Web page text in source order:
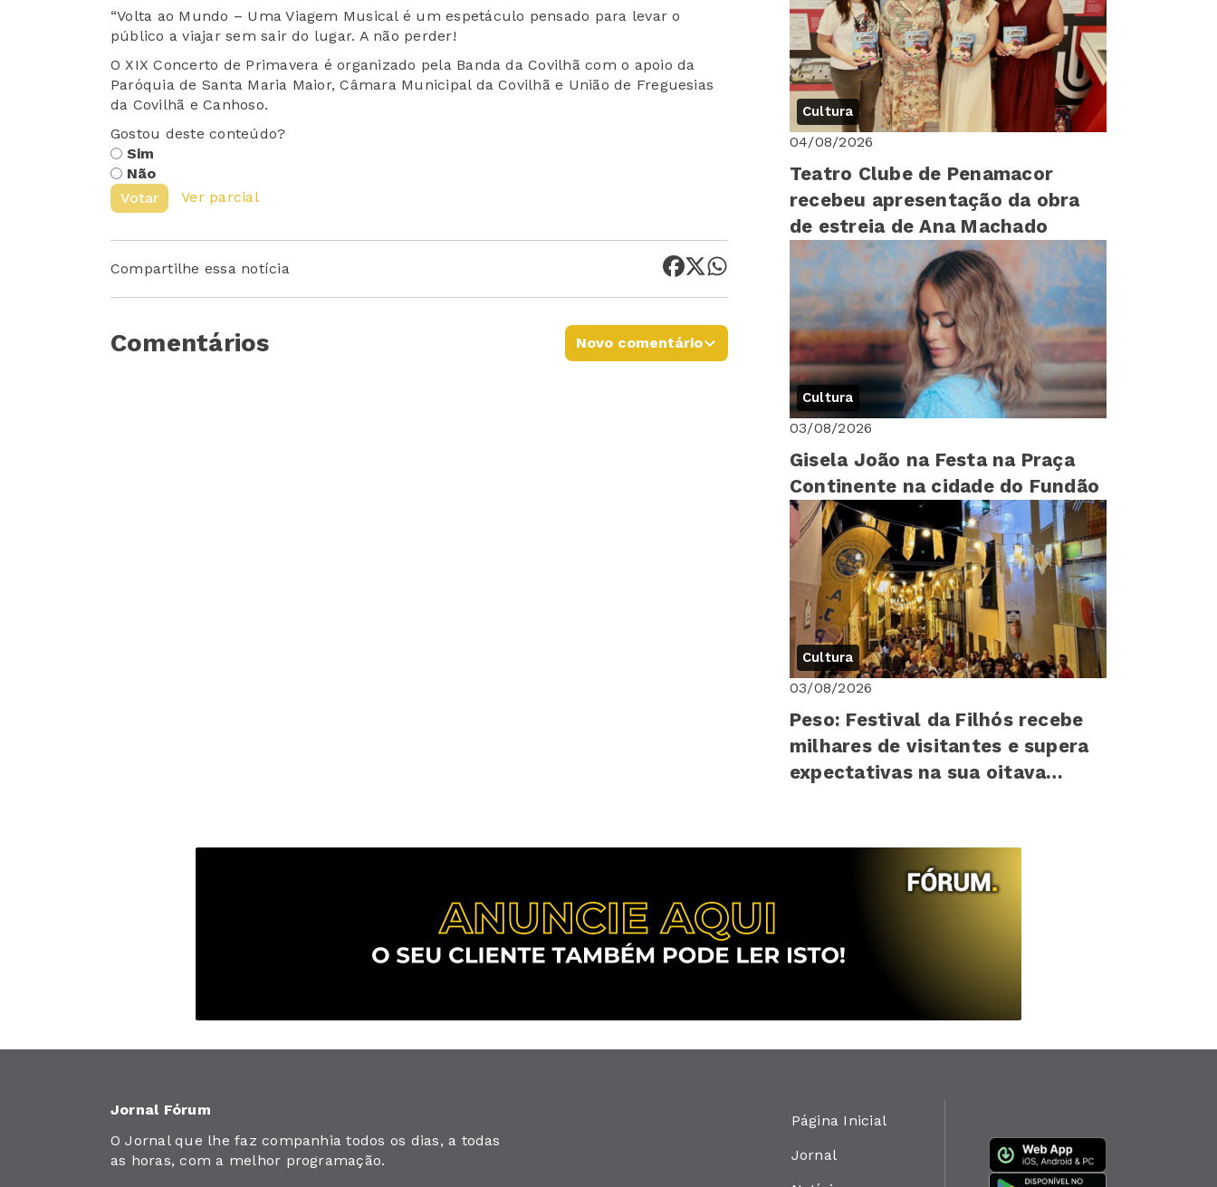
“Volta ao Mundo – Uma Viagem Musical é um espetáculo pensado para levar o
público a viajar sem sair do lugar. A não perder!
O XIX Concerto de Primavera é organizado pela Banda da Covilhã com o apoio da
Paróquia de Santa Maria Maior, Câmara Municipal da Covilhã e União de Freguesias
da Covilhã e Canhoso.
Gostou deste conteúdo?
Sim
Não
Votar
Ver parcial
Compartilhe essa notícia
Comentários Novo comentário
Cultura
04/08/2026
Teatro Clube de Penamacor
recebeu apresentação da obra
de estreia de Ana Machado
Cultura
03/08/2026
Gisela João na Festa na Praça
Continente na cidade do Fundão
Cultura
03/08/2026
Peso: Festival da Filhós recebe
milhares de visitantes e supera
expectativas na sua oitava
Jornal Fórum
O Jornal que lhe faz companhia todos os dias, a todas
as horas, com a melhor programação.
Página Inicial
Jornal